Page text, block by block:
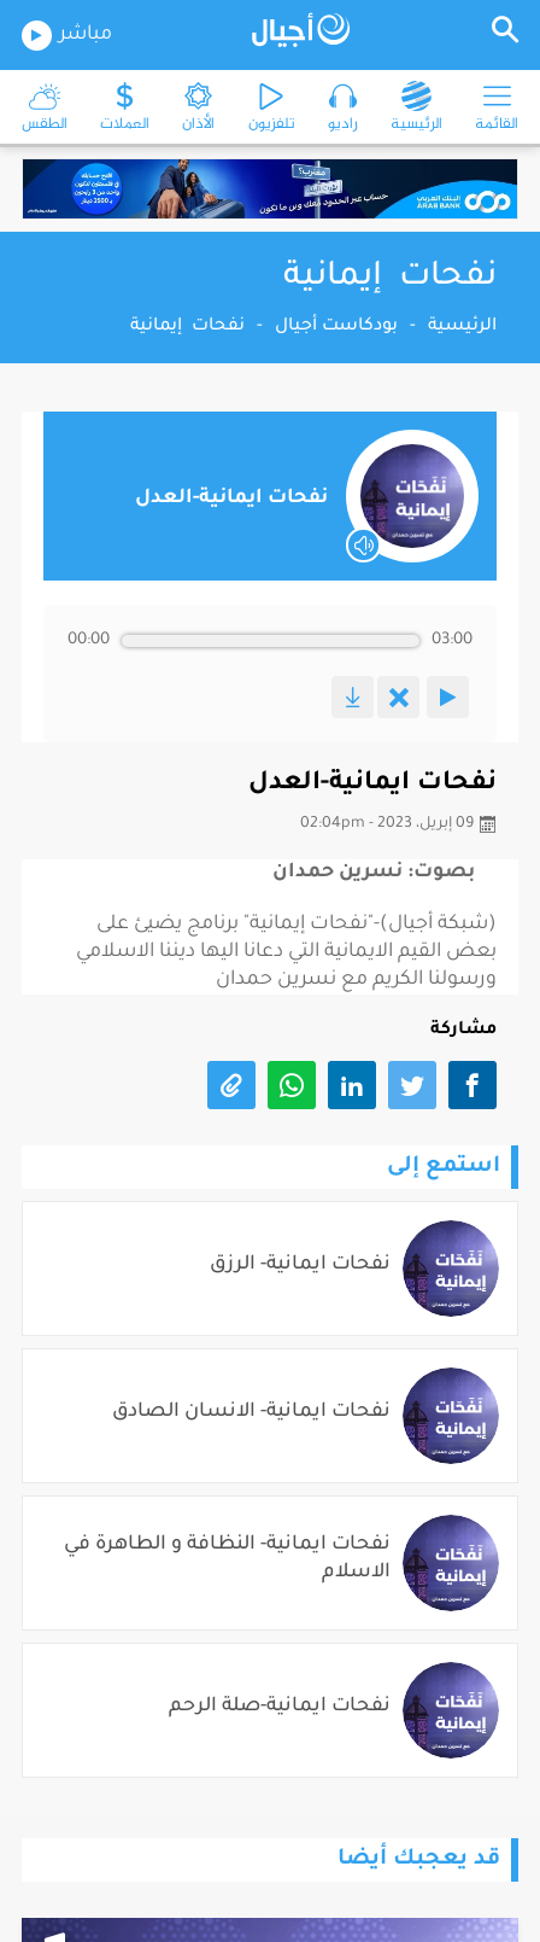
مباشر
القائمة الرئيسية راديو تلفزيون الأذان العملات الطقس
نفحات إيمانية
الرئيسية - بودكاست أجيال - نفحات إيمانية
نفحات ايمانية-العدل
00:00 03:00
نفحات ايمانية-العدل
09 إبريل، 2023 - 02:04pm
بصوت: نسرين حمدان
(شبكة أجيال)-"نفحات إيمانية" برنامج يضيئ على
بعض القيم الايمانية التي دعانا اليها ديننا الاسلامي
ورسولنا الكريم مع نسرين حمدان
مشاركة
استمع إلى
نفحات ايمانية- الرزق
نفحات ايمانية- الانسان الصادق
نفحات ايمانية- النظافة و الطاهرة في
الاسلام
نفحات ايمانية-صلة الرحم
قد يعجبك أيضا